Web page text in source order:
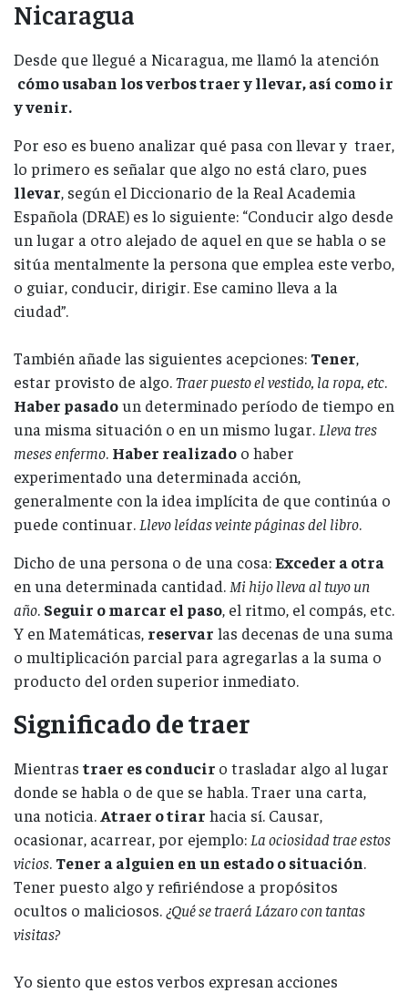
Nicaragua
Desde que llegué a Nicaragua, me llamó la atención
cómo usaban los verbos traer y llevar, así como ir
y venir.
Por eso es bueno analizar qué pasa con llevar y traer,
lo primero es señalar que algo no está claro, pues
llevar, según el Diccionario de la Real Academia
Española (DRAE) es lo siguiente: “Conducir algo desde
un lugar a otro alejado de aquel en que se habla o se
sitúa mentalmente la persona que emplea este verbo,
o guiar, conducir, dirigir. Ese camino lleva a la
ciudad”.
También añade las siguientes acepciones: Tener,
estar provisto de algo.Traer puesto el vestido, la ropa, etc.
Haber pasadoun determinado período de tiempo en
una misma situación o en un mismo lugar. Lleva tres
meses enfermo. Haber realizado o haber
experimentado una determinada acción,
generalmente con la idea implícita de que continúa o
puede continuar. Llevo leídas veinte páginas del libro.
Dicho de una persona o de una cosa:Exceder a otra
en una determinada cantidad. Mi hijo lleva al tuyo un
año. Seguir o marcar el paso, el ritmo, el compás, etc.
Y en Matemáticas, reservar las decenas de una suma
o multiplicación parcial para agregarlas a la suma o
producto del orden superior inmediato.
Significado de traer
Mientras traer es conducir o trasladar algo al lugar
donde se habla o de que se habla. Traer una carta,
una noticia. Atraer o tirar hacia sí. Causar,
ocasionar, acarrear, por ejemplo: La ociosidad trae estos
vicios. Tener a alguien en un estado o situación.
Tener puesto algo y refiriéndose a propósitos
ocultos o maliciosos.¿Qué se traerá Lázaro con tantas
visitas?
Yo siento que estos verbos expresan acciones